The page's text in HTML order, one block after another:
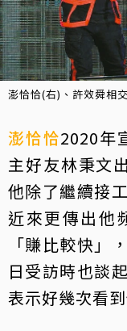
澎恰恰(右)、許效舜相
澎恰恰2020年
主好友林秉文
他除了繼續接
近來更傳出他
「賺比較快」
日受訪時也談
表示好幾次看